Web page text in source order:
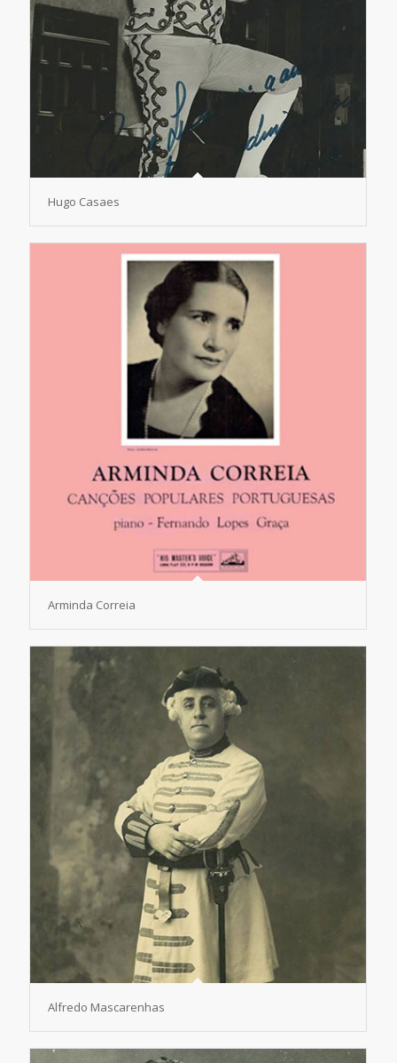
Hugo Casaes
Arminda Correia
Alfredo Mascarenhas